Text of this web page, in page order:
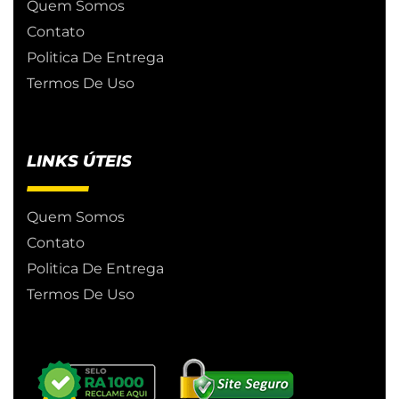
Quem Somos
Contato
Politica De Entrega
Termos De Uso
LINKS ÚTEIS
Quem Somos
Contato
Politica De Entrega
Termos De Uso